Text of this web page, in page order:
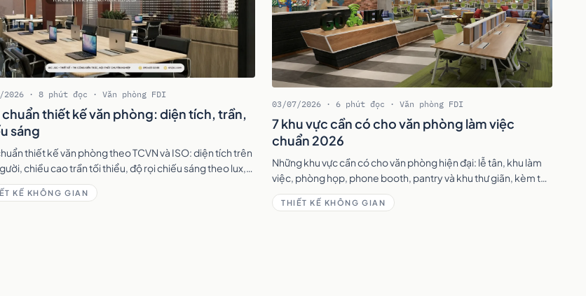
2026 · 8 phút đọc · Văn phòng FDI
chuẩn thiết kế văn phòng: diện tích, trần,
sáng
thiết kế văn phòng theo TCVN và ISO: diện tích trên
chiều cao trần tối thiểu, độ rọi chiếu sáng theo lux,
gió, nhiệt độ và độ ồn.
KẾ KHÔNG GIAN
03/07/2026 · 6 phút đọc · Văn phòng FDI
7 khu vực cần có cho văn phòng làm việc
chuẩn 2026
Những khu vực cần có cho văn phòng hiện đại: lễ tân, khu làm
việc, phòng họp, phone booth, pantry và khu thư giãn, kèm tỷ
lệ diện tích tham khảo.
THIẾT KẾ KHÔNG GIAN